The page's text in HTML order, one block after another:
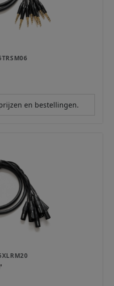
en bestellingen.